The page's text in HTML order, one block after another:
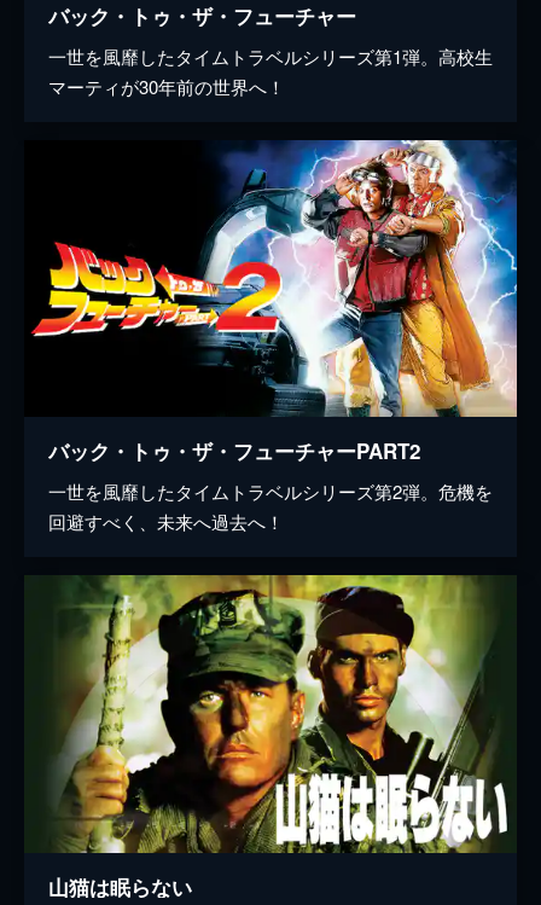
バック・トゥ・ザ・フューチャー
一世を風靡したタイムトラベルシリーズ第1弾。高校生
マーティが30年前の世界へ！
バック・トゥ・ザ・フューチャーPART2
一世を風靡したタイムトラベルシリーズ第2弾。危機を
回避すべく、未来へ過去へ！
山猫は眠らない